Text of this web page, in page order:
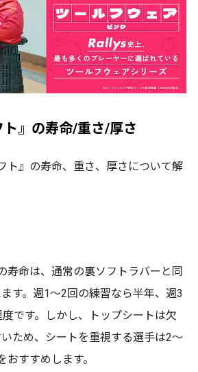
ト』の寿命/重さ/厚さ
ト』の寿命、重さ、厚さについて解
寿命は、通常の裏ソフトラバーと同
す。週1～2回の練習なら半年、週3
です。しかし、トップシートは欠
ため、シートを重視する選手は2～
すすめします。